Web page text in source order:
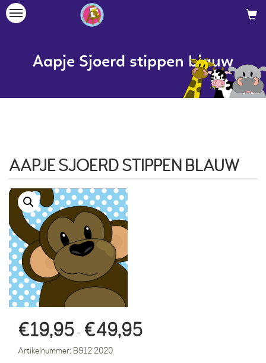
Toggle
Aapje Sjoerd stippen blauw
AAPJE SJOERD STIPPEN BLAUW
€19,95 - €49,95
Artikelnummer: B912 2020